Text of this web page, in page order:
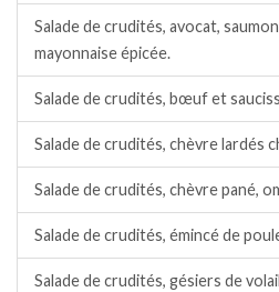
Salade de crudités, avocat,
mayonnaise épicée.
Salade de crudités, bœuf et
Salade de crudités, chèvre lardés
Salade de crudités, chèvre pané,
Salade de crudités, émincé de
Salade de crudités, gésiers de